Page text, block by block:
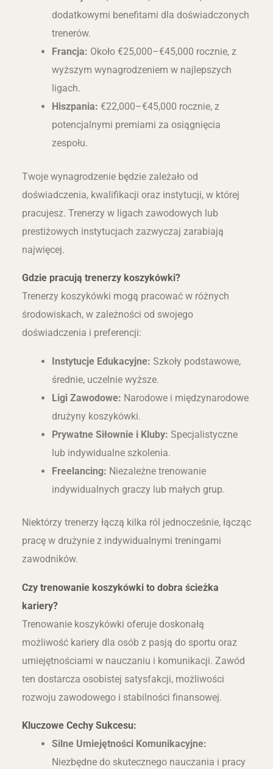
dodatkowymi benefitami dla doświadczonych
trenerów.
Francja: Około €25,000–€45,000 rocznie, z
wyższym wynagrodzeniem w najlepszych
ligach.
Hiszpania: €22,000–€45,000 rocznie, z
potencjalnymi premiami za osiągnięcia
zespołu.
Twoje wynagrodzenie będzie zależało od
doświadczenia, kwalifikacji oraz instytucji, w której
pracujesz. Trenerzy w ligach zawodowych lub
prestiżowych instytucjach zazwyczaj zarabiają
najwięcej.
Gdzie pracują trenerzy koszykówki?
Trenerzy koszykówki mogą pracować w różnych
środowiskach, w zależności od swojego
doświadczenia i preferencji:
Instytucje Edukacyjne: Szkoły podstawowe,
średnie, uczelnie wyższe.
Ligi Zawodowe: Narodowe i międzynarodowe
drużyny koszykówki.
Prywatne Siłownie i Kluby: Specjalistyczne
lub indywidualne szkolenia.
Freelancing: Niezależne trenowanie
indywidualnych graczy lub małych grup.
Niektórzy trenerzy łączą kilka ról jednocześnie, łącząc
pracę w drużynie z indywidualnymi treningami
zawodników.
Czy trenowanie koszykówki to dobra ścieżka
kariery?
Trenowanie koszykówki oferuje doskonałą
możliwość kariery dla osób z pasją do sportu oraz
umiejętnościami w nauczaniu i komunikacji. Zawód
ten dostarcza osobistej satysfakcji, możliwości
rozwoju zawodowego i stabilności finansowej.
Kluczowe Cechy Sukcesu:
Silne Umiejętności Komunikacyjne:
Niezbędne do skutecznego nauczania i pracy